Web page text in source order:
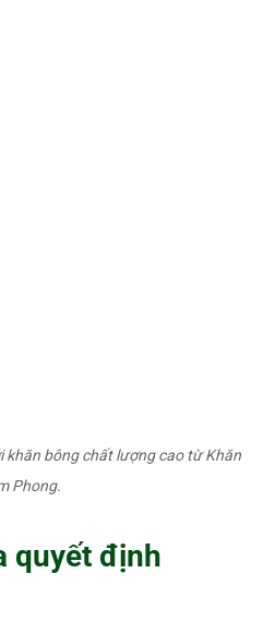
khăn bông chất lượng cao từ Khăn
Phong.
quyết định